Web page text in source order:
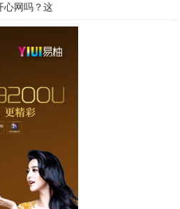
心网吗？这